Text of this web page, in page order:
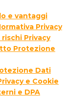
e vantaggi
Privacy
Privacy
Protezione
Dati
e Cookie
e DPA